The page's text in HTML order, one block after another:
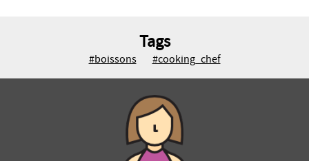
Tags
#boissons #cooking_chef